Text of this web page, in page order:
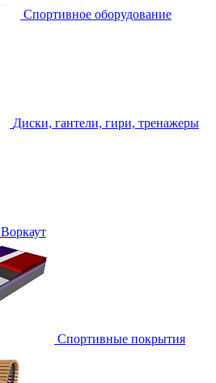
Спортивное оборудование
Диски, гантели, гири, тренажеры
Воркаут
Спортивные покрытия